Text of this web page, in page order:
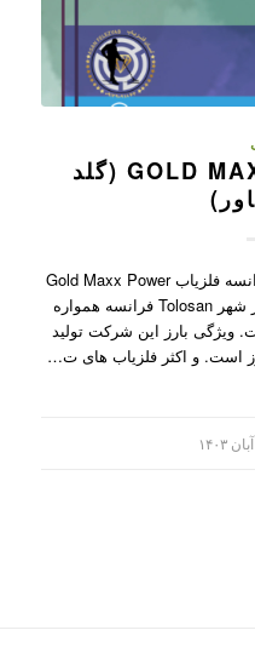
فلزیاب GOLD MAXX POWER (گلد
فلزیاب Gold Maxx Power ساخت فرانسه فلزیاب Gold Maxx Power
؛ شرکت XP Metal Detectors واقع در شهر Tolosan فرانسه همواره
ویژگی بارز این شرکت تولید
است. و اکثر فلزیاب های ت…